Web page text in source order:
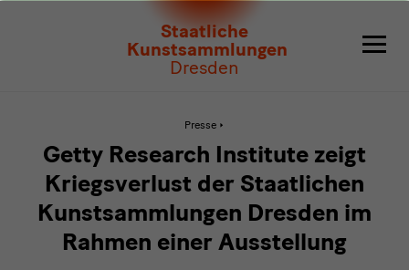
Staatliche
Kunstsammlungen
Dresden
Kriegsverlust
Staatlichen
Kunstsammlungen
Presse
Research
zeigt
der
Kunstsammlungen
Getty Research Institute zeigt
Kriegsverlust der Staatlichen
Kunstsammlungen Dresden im
Rahmen einer Ausstellung